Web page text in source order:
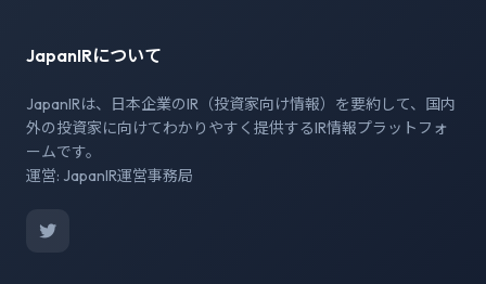
JapanIRについて
JapanIRは、日本企業のIR（投資家向け情報）を要約して、国内
外の投資家に向けてわかりやすく提供するIR情報プラットフォ
ームです。
運営: JapanIR運営事務局